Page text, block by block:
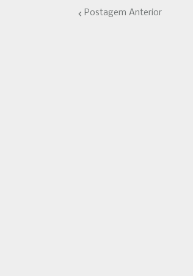
Postagem Anterior